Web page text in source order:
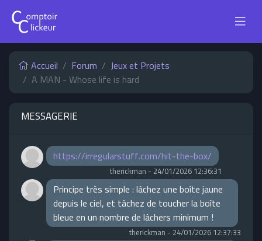
Accueil Forum
Jeux et Projets
A MAN - Whose life is hard
MESSAGERIE
https://irregularstuff.com/hit-the-box/
therickman - 24/01/2026 12:36:31
Principe très simple : lâchez une boîte jaune
depuis le ciel, et tâchez de toucher la boîte
bleue en un nombre de lâchers minimum !
therickman - 24/01/2026 12:37:33